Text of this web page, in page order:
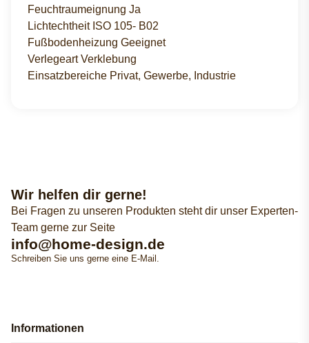
Feuchtraumeignung Ja
Lichtechtheit ISO 105- B02
Fußbodenheizung Geeignet
Verlegeart Verklebung
Einsatzbereiche Privat, Gewerbe, Industrie
Wir helfen dir gerne!
Bei Fragen zu unseren Produkten steht dir unser Experten-
Team gerne zur Seite
info@home-design.de
Schreiben Sie uns gerne eine E-Mail.
Informationen